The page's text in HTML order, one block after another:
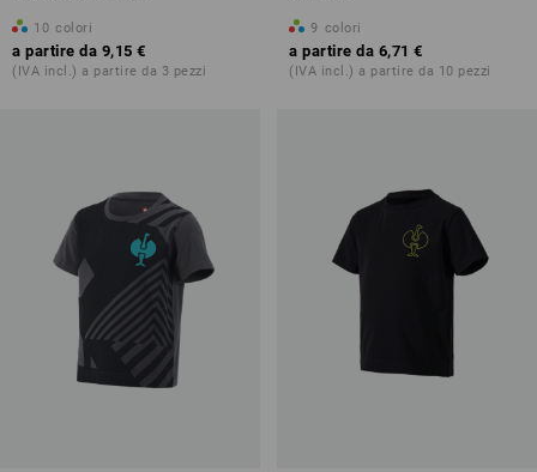
10 colori
a partire da 9,15 €
(IVA incl.) a partire da 3 pezzi
9 colori
a partire da 6,71 €
(IVA incl.) a partire da 10 pezzi